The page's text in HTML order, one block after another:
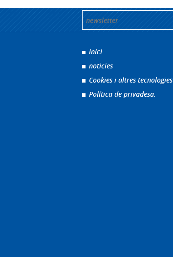
inici
noticies
Cookies i altres tecnologies
Política de privadesa.